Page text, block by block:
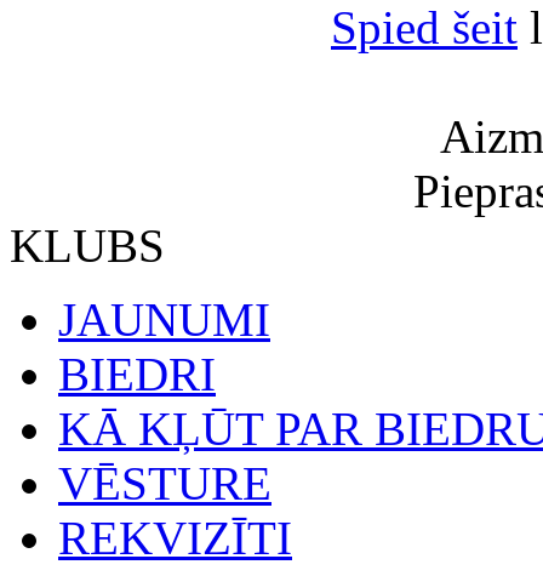
Spied šeit
KLUBS
JAUNUMI
BIEDRI
KĀ KĻŪT PAR
VĒSTURE
REKVIZĪTI